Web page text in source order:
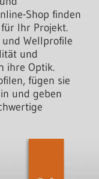
Shop finden
Ihr Projekt.
und Wellprofile
und
ihre Optik.
fügen sie
und geben